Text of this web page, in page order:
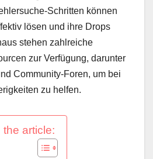
Schritten können
lösen und ihre Drops
stehen zahlreiche
zur Verfügung, darunter
Community-Foren, um bei
zu helfen.
article: